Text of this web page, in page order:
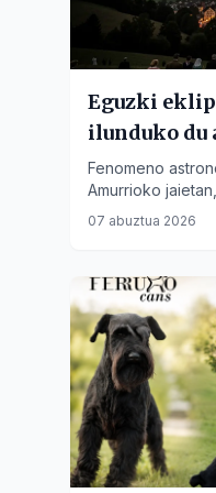
Eguzki
ilunduko du
Fenomeno
Amurrioko
duelarik.
07 abuztua 2026